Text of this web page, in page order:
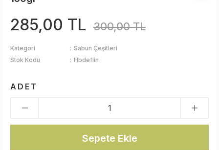
285,00 TL 300,00 TL
Kategori
Sabun Çeşitleri
Stok Kodu
Hbdeflin
ADET
Sepete Ekle